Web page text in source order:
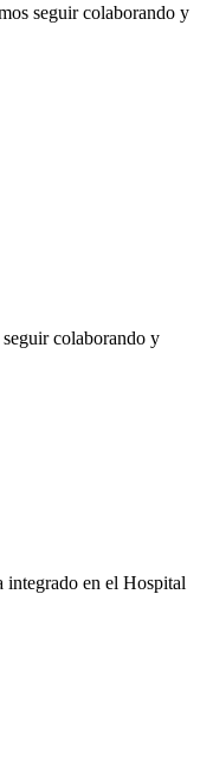
seguir colaborando y
colaborando y
integrado en el Hospital